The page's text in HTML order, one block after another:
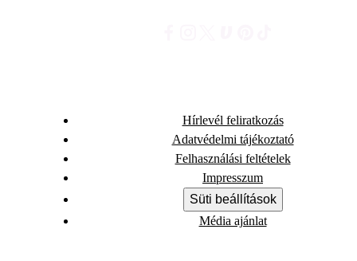
Hírlevél feliratkozás
Adatvédelmi tájékoztató
Felhasználási feltételek
Impresszum
Süti beállítások
Média ajánlat